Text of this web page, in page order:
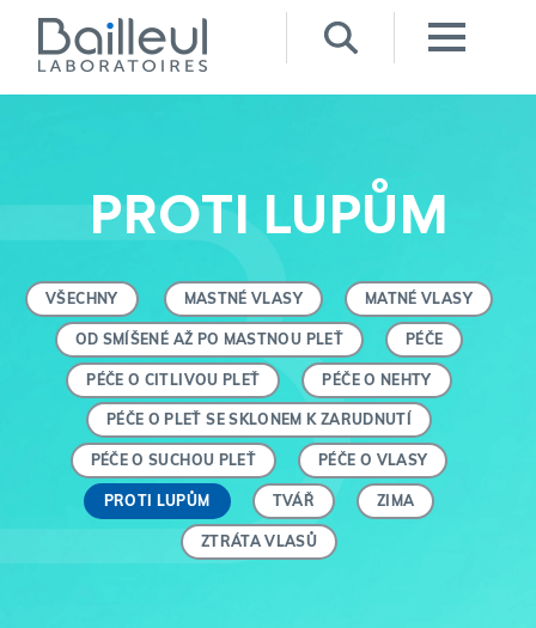
PROTI LUPŮM
VŠECHNY MASTNÉ VLASY MATNÉ VLASY
OD SMÍŠENÉ AŽ PO MASTNOU PLEŤ PÉČE
PÉČE O CITLIVOU PLEŤ PÉČE O NEHTY
PÉČE O PLEŤ SE SKLONEM K ZARUDNUTÍ
PÉČE O SUCHOU PLEŤ PÉČE O VLASY
PROTI LUPŮM TVÁŘ ZIMA
ZTRÁTA VLASŮ